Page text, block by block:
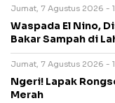
Jumat, 7 Agustus 2026 -
Waspada El Nino,
Bakar Sampah di
Jumat, 7 Agustus 2026 -
Ngeri! Lapak
Merah